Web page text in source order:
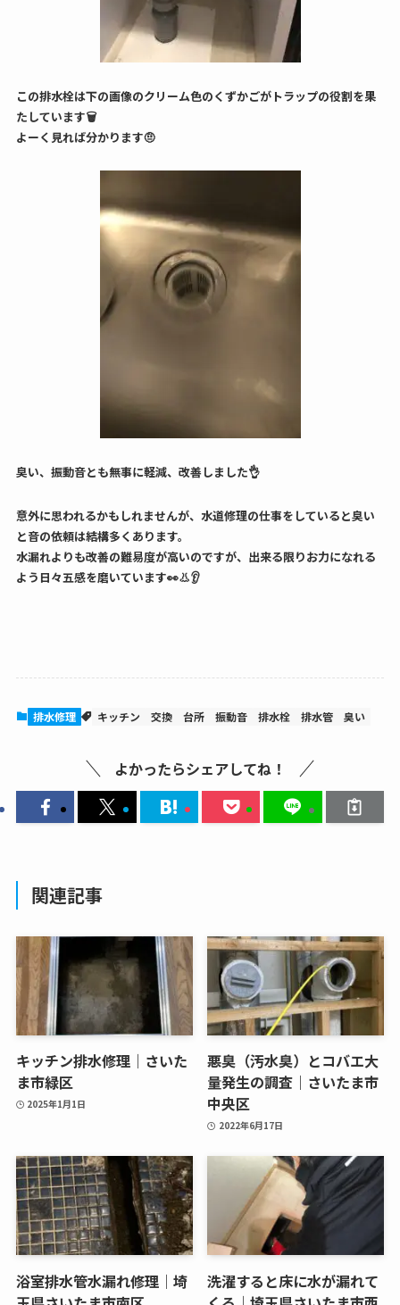
この排水栓は下の画像のクリーム色のくずかごがトラップの役割を果
たしています🗑
よーく見れば分かります🤨
臭い、振動音とも無事に軽減、改善しました👌
意外に思われるかもしれませんが、水道修理の仕事をしていると臭い
と音の依頼は結構多くあります。
水漏れよりも改善の難易度が高いのですが、出来る限りお力になれる
よう日々五感を磨いています👀👃👂
排水修理 キッチン 交換 台所 振動音 排水栓 排水管 臭い
よかったらシェアしてね！
関連記事
キッチン排水修理｜さいた
ま市緑区
2025年1月1日
悪臭（汚水臭）とコバエ大
量発生の調査｜さいたま市
中央区
2022年6月17日
浴室排水管水漏れ修理｜埼
洗濯すると床に水が漏れて